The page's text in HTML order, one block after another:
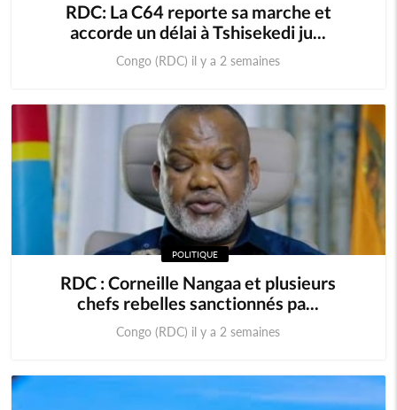
RDC: La C64 reporte sa marche et
accorde un délai à Tshisekedi ju...
Congo (RDC) il y a 2 semaines
POLITIQUE
RDC : Corneille Nangaa et plusieurs
chefs rebelles sanctionnés pa...
Congo (RDC) il y a 2 semaines